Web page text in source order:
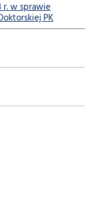
r. w sprawie
PK